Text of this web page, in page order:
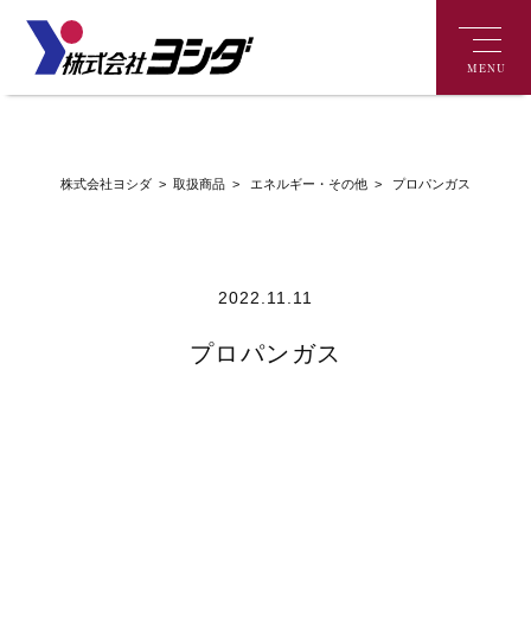
MENU
株式会社ヨシダ > 取扱商品 > エネルギー・その他 > プロパンガス
2022.11.11
プロパンガス